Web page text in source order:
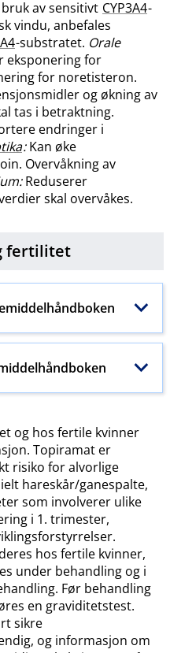
av sensitivt CYP3A4-
vindu, anbefales
-substratet. Orale
eksponering for
for noretisteron.
og økning av
tas i betraktning.
endringer i
:Kan øke
Overvåkning av
Reduserer
skal overvåkes.
fertilitet
og hos fertile kvinner
Topiramat er
risiko for alvorlige
hareskår​/​ganespalte,
som involverer ulike
i 1. trimester,
hos fertile kvinner,
under behandling og i
Før behandling
en graviditetstest.
sikre
og informasjon om